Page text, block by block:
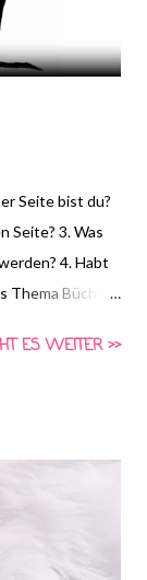
Seite bist du?
Seite? 3. Was
4. Habt
Thema Bücher,
ihr euch
Teilnehmen
Die Fragen
Bitte
Logo! die
ES WEITER >>